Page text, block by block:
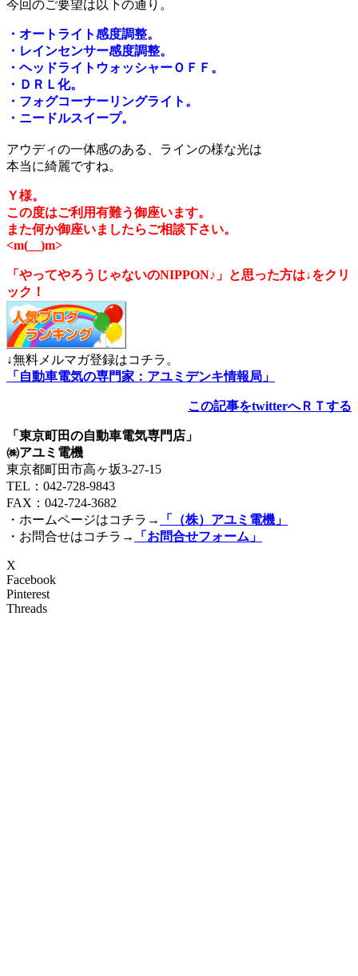
今回のご要望は以下の通り。
・オートライト感度調整。
・レインセンサー感度調整。
・ヘッドライトウォッシャーＯＦＦ。
・ＤＲＬ化。
・フォグコーナーリングライト。
・ニードルスイープ。
アウディの一体感のある、ラインの様な光は
本当に綺麗ですね。
Ｙ様。
この度はご利用有難う御座います。
また何か御座いましたらご相談下さい。
<m(__)m>
「やってやろうじゃないのNIPPON♪」と思った方は↓をクリ
ック！
↓無料メルマガ登録はコチラ。
「自動車電気の専門家：アユミデンキ情報局」
この記事をtwitterへＲＴする
「東京町田の自動車電気専門店」
㈱アユミ電機
東京都町田市高ヶ坂3‐27‐15
TEL：042-728-9843
FAX：042-724-3682
・ホームページはコチラ→
「（株）アユミ電機」
・お問合せはコチラ→
「お問合せフォーム」
X
Facebook
Pinterest
Threads